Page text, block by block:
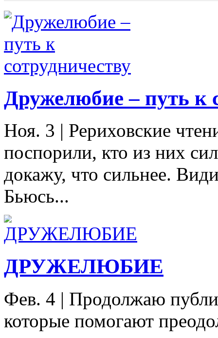
Дружелюбие – путь к
Ноя. 3 | Рериховские
поспорили, кто из них
докажу, что сильнее.
Бьюсь...
ДРУЖЕЛЮБИЕ
Фев. 4 | Продолжаю
которые помогают